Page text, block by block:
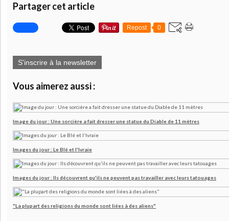
Partager cet article
Repost 0
S'inscrire à la newsletter
Vous aimerez aussi :
Image du jour : Une sorcière a fait dresser une statue du Diable de 11 mètres
Images du jour : Le Blé et l'Ivraie
Images du jour : Ils découvrent qu'ils ne peuvent pas travailler avec leurs tatouages
"La plupart des religions du monde sont liées à des aliens"